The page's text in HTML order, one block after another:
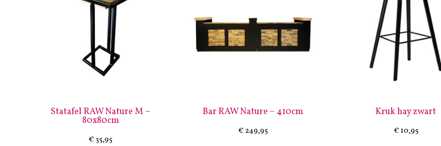
Statafel RAW Nature M –
80x80cm
€35,95
Bar RAW Nature – 410cm
€249,95
Kruk hay zwart
€10,95